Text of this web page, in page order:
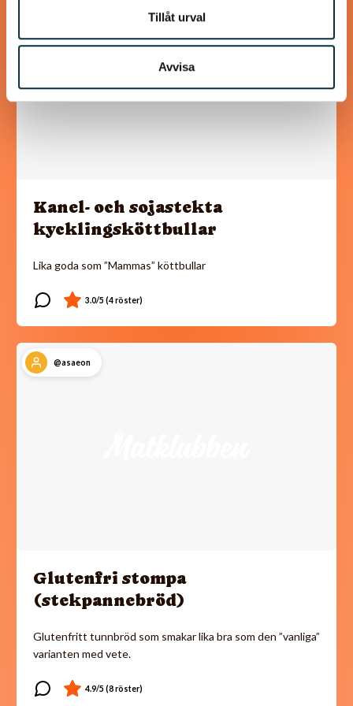
Tillåt urval
Avvisa
Kanel- och sojastekta
kycklingsköttbullar
Lika goda som ”Mammas” köttbullar
@asaeon
Glutenfri stompa
(stekpannebröd)
Glutenfritt tunnbröd som smakar lika bra som den ”vanliga”
varianten med vete.